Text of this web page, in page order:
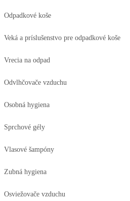
Odpadkové koše
Veká a príslušenstvo pre odpadkové koše
Vrecia na odpad
Odvlhčovače vzduchu
Osobná hygiena
Sprchové gély
Vlasové šampóny
Zubná hygiena
Osviežovače vzduchu